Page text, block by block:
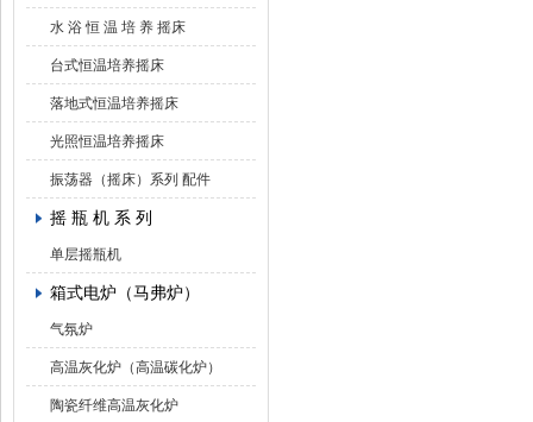
水 浴 恒 温 培 养 摇床
台式恒温培养摇床
落地式恒温培养摇床
光照恒温培养摇床
振荡器（摇床）系列 配件
摇 瓶 机 系 列
单层摇瓶机
箱式电炉（马弗炉）
气氛炉
高温灰化炉（高温碳化炉）
陶瓷纤维高温灰化炉